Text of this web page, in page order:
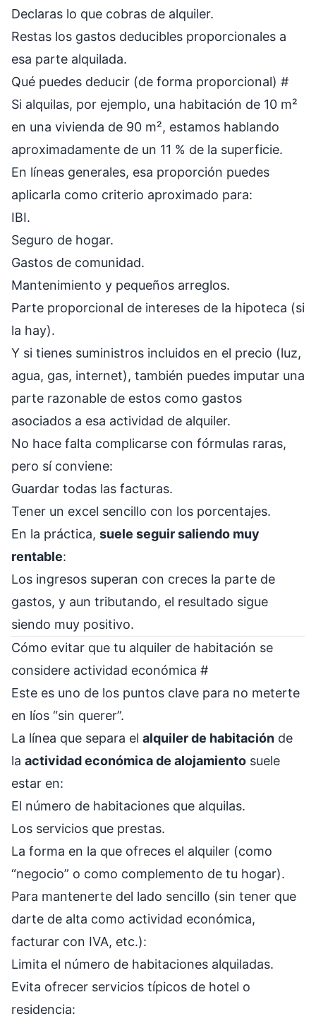
Declaras lo que cobras de alquiler.
Restas los gastos deducibles proporcionales a
esa parte alquilada.
Qué puedes deducir (de forma proporcional) #
Si alquilas, por ejemplo, una habitación de 10 m²
en una vivienda de 90 m², estamos hablando
aproximadamente de un 11 % de la superficie.
En líneas generales, esa proporción puedes
aplicarla como criterio aproximado para:
IBI.
Seguro de hogar.
Gastos de comunidad.
Mantenimiento y pequeños arreglos.
Parte proporcional de intereses de la hipoteca (si
la hay).
Y si tienes suministros incluidos en el precio (luz,
agua, gas, internet), también puedes imputar una
parte razonable de estos como gastos
asociados a esa actividad de alquiler.
No hace falta complicarse con fórmulas raras,
pero sí conviene:
Guardar todas las facturas.
Tener un excel sencillo con los porcentajes.
En la práctica, suele seguir saliendo muy
rentable:
Los ingresos superan con creces la parte de
gastos, y aun tributando, el resultado sigue
siendo muy positivo.
Cómo evitar que tu alquiler de habitación se
considere actividad económica #
Este es uno de los puntos clave para no meterte
en líos “sin querer”.
La línea que separa el alquiler de habitación de
la actividad económica de alojamiento suele
estar en:
El número de habitaciones que alquilas.
Los servicios que prestas.
La forma en la que ofreces el alquiler (como
“negocio” o como complemento de tu hogar).
Para mantenerte del lado sencillo (sin tener que
darte de alta como actividad económica,
facturar con IVA, etc.):
Limita el número de habitaciones alquiladas.
Evita ofrecer servicios típicos de hotel o
residencia: